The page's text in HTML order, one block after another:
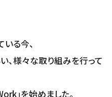
る今、
、様々な取り組みを行って
｣を始めました。